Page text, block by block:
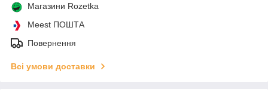
Магазини Rozetka
Meest ПОШТА
Повернення
Всі умови доставки